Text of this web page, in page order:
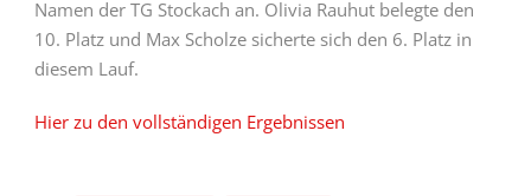
Namen der TG Stockach an. Olivia Rauhut belegte den
10. Platz und Max Scholze sicherte sich den 6. Platz in
diesem Lauf.
Hier zu den vollständigen Ergebnissen